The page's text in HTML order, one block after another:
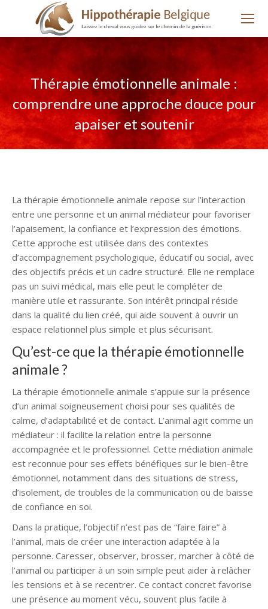
Thérapie émotionnelle animale :
comprendre une approche douce pour
apaiser et soutenir
La thérapie émotionnelle animale repose sur l’interaction
entre une personne et un animal médiateur pour favoriser
l’apaisement, la confiance et l’expression des émotions.
Cette approche est utilisée dans des contextes
d’accompagnement psychologique, éducatif ou social, avec
des objectifs précis et un cadre structuré. Elle ne remplace
pas un suivi médical, mais elle peut le compléter de
manière utile et rassurante. Son intérêt principal réside
dans la qualité du lien créé, qui aide souvent à ouvrir un
espace relationnel plus simple et plus sécurisant.
Qu’est-ce que la thérapie émotionnelle
animale ?
La thérapie émotionnelle animale s’appuie sur la présence
d’un animal soigneusement choisi pour ses qualités de
calme, d’adaptabilité et de contact. L’animal agit comme un
médiateur : il facilite la relation entre la personne
accompagnée et le professionnel. Cette médiation animale
est reconnue pour ses effets bénéfiques sur le bien-être
émotionnel, notamment dans des situations de stress,
d’isolement, de troubles de la communication ou de baisse
de confiance en soi.
Dans la pratique, l’objectif n’est pas de “faire faire” à
l’animal, mais de créer une interaction adaptée à la
personne. Caresser, observer, brosser, marcher à côté de
l’animal ou participer à un soin simple peut aider à relâcher
les tensions et à se recentrer. Ce contact concret favorise
une présence au moment vécu, souvent plus facile à